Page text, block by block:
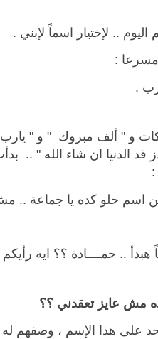
اليوم .. لإختيار اسماً لإبني .
:
.
و " ألف مبروك " و "
قد الدنيا ان شاء الله " ..
:
اسم حلو كده يا جماعة ..
هبدأ .. حمــــادة ؟؟ ايه
مش عايز تعقدني ؟؟
على هذا الإسم ، وصفهم له